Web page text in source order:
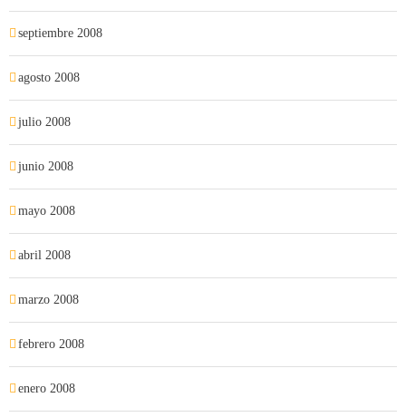
septiembre 2008
agosto 2008
julio 2008
junio 2008
mayo 2008
abril 2008
marzo 2008
febrero 2008
enero 2008